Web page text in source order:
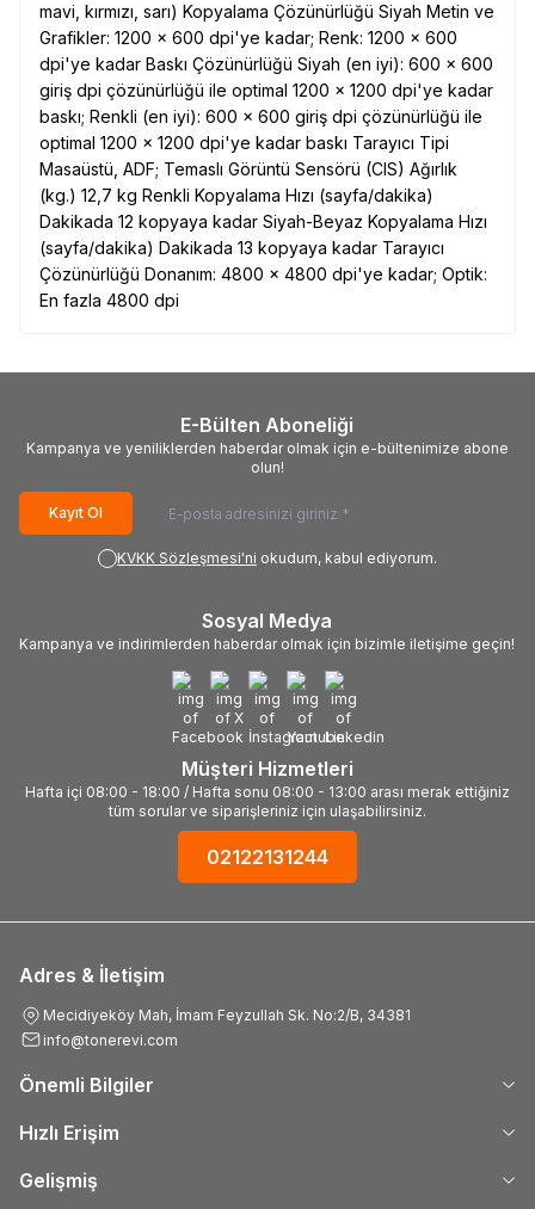
mavi, kırmızı, sarı) Kopyalama Çözünürlüğü Siyah Metin ve
Grafikler: 1200 x 600 dpi'ye kadar; Renk: 1200 x 600
dpi'ye kadar Baskı Çözünürlüğü Siyah (en iyi): 600 x 600
giriş dpi çözünürlüğü ile optimal 1200 x 1200 dpi'ye kadar
baskı; Renkli (en iyi): 600 x 600 giriş dpi çözünürlüğü ile
optimal 1200 x 1200 dpi'ye kadar baskı Tarayıcı Tipi
Masaüstü, ADF; Temaslı Görüntü Sensörü (CIS) Ağırlık
(kg.) 12,7 kg Renkli Kopyalama Hızı (sayfa/dakika)
Dakikada 12 kopyaya kadar Siyah-Beyaz Kopyalama Hızı
(sayfa/dakika) Dakikada 13 kopyaya kadar Tarayıcı
Çözünürlüğü Donanım: 4800 x 4800 dpi'ye kadar; Optik:
En fazla 4800 dpi
E-Bülten Aboneliği
Kampanya ve yeniliklerden haberdar olmak için e-bültenimize abone
olun!
Kayıt Ol
KVKK Sözleşmesi'ni okudum, kabul ediyorum.
Sosyal Medya
Kampanya ve indirimlerden haberdar olmak için bizimle iletişime geçin!
Müşteri Hizmetleri
Hafta içi 08:00 - 18:00 / Hafta sonu 08:00 - 13:00 arası merak ettiğiniz
tüm sorular ve siparişleriniz için ulaşabilirsiniz.
02122131244
Adres & İletişim
Mecidiyeköy Mah, İmam Feyzullah Sk. No:2/B, 34381
info@tonerevi.com
Önemli Bilgiler
Hızlı Erişim
Gelişmiş